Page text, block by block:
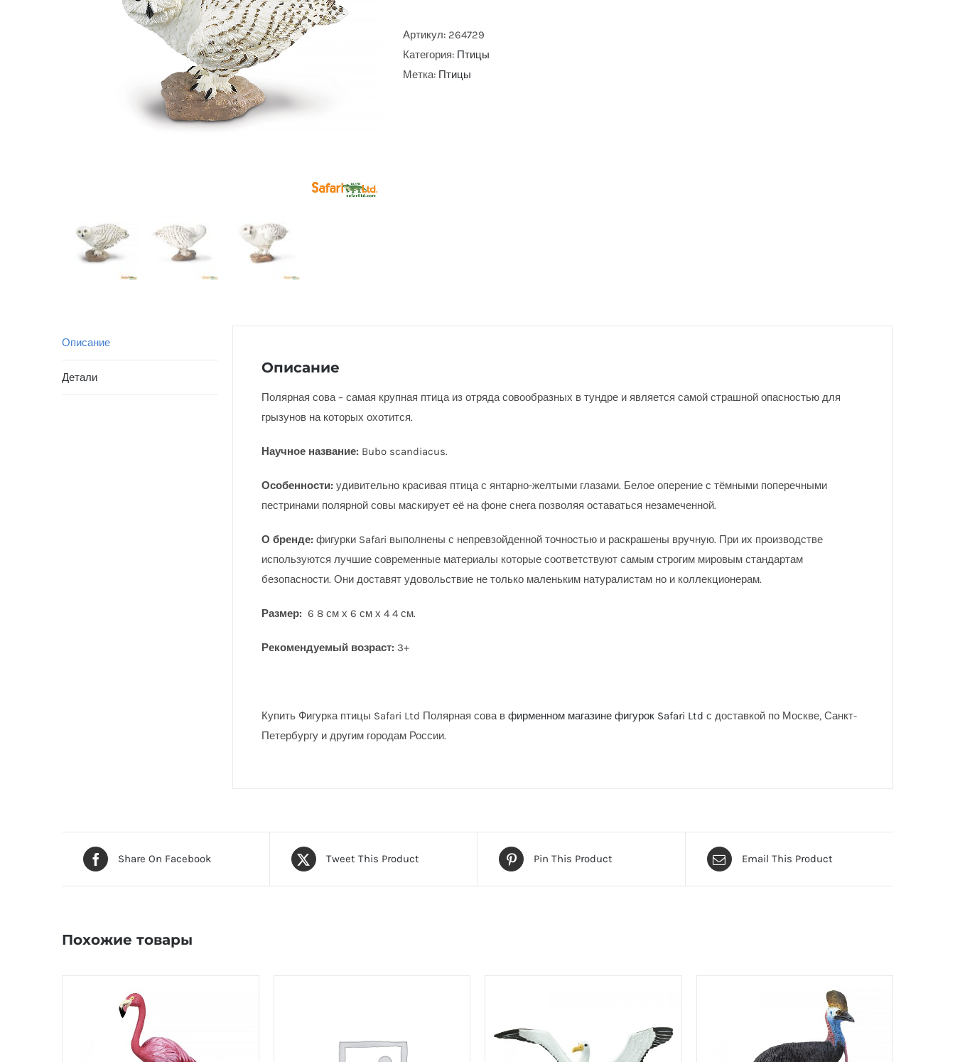
Артикул: 264729
Категория: Птицы
Метка: Птицы
Описание
Детали
Описание
Полярная сова – самая крупная птица из отряда совообразных в тундре и является самой страшной опасностью для
грызунов на которых охотится.
Научное название: Bubo scandiacus.
Особенности: удивительно красивая птица с янтарно-желтыми глазами. Белое оперение с тёмными поперечными
пестринами полярной совы маскирует её на фоне снега позволяя оставаться незамеченной.
О бренде: фигурки Safаri выполнены с непревзойденной точностью и раскрашены вручную. При их производстве
используются лучшие современные материалы которые соответствуют самым строгим мировым стандартам
безопасности. Они доставят удовольствие не только маленьким натуралистам но и коллекционерам.
Размер: 6 8 см х 6 см х 4 4 см.
Рекомендуемый возраст: 3+
Купить Фигурка птицы Safari Ltd Полярная сова в фирменном магазине фигурок Safari Ltd с доставкой по Москве, Санкт-
Петербургу и другим городам России.
Share On Facebook Tweet This Product Pin This Product Email This Product
Похожие товары